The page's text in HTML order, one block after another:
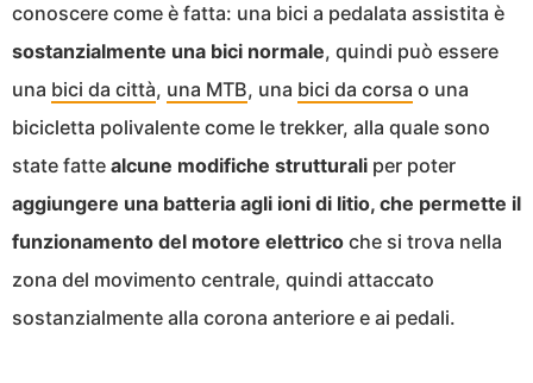
conoscere come è fatta: una bici a pedalata assistita è
sostanzialmente una bici normale, quindi può essere
una bici da città, una MTB, una bici da corsa o una
bicicletta polivalente come le trekker, alla quale sono
state fatte alcune modifiche strutturali per poter
aggiungere una batteria agli ioni di litio, che permette il
funzionamento del motore elettrico che si trova nella
zona del movimento centrale, quindi attaccato
sostanzialmente alla corona anteriore e ai pedali.